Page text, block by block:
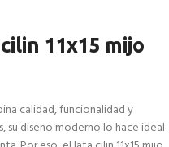
11x15 mijo
calidad, funcionalidad y
su diseno moderno lo hace ideal